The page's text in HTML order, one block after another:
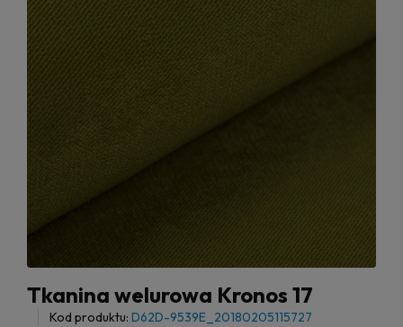
Tkanina welurowa Kronos 17
Kod produktu: D62D-9539E_20180205115727